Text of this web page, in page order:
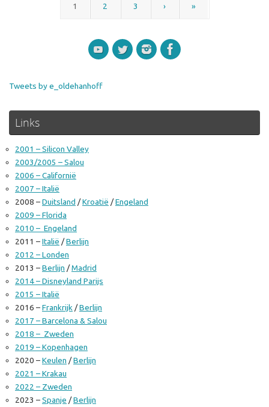
1 2 3 › »
Tweets by e_oldehanhoff
Links
2001 – Silicon Valley
2003/2005 – Salou
2006 – Californië
2007 – Italië
2008 –Duitsland /Kroatië /Engeland
2009 – Florida
2010 – Engeland
2011 –Italië /Berlijn
2012 – Londen
2013 –Berlijn /Madrid
2014 – Disneyland Parijs
2015 – Italië
2016 –Frankrijk /Berlijn
2017 – Barcelona & Salou
2018 – Zweden
2019 – Kopenhagen
2020 –Keulen /Berlijn
2021 – Krakau
2022 – Zweden
2023 –Spanje /Berlijn